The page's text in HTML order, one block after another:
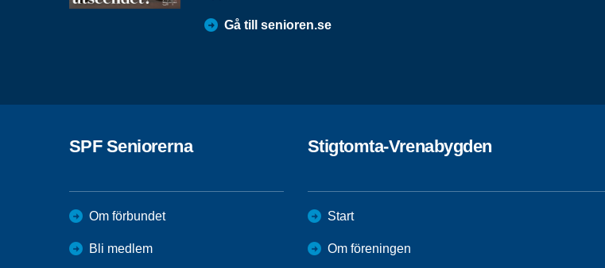
Gå till senioren.se
SPF Seniorerna
Om förbundet
Bli medlem
Stigtomta-Vrenabygden
Start
Om föreningen